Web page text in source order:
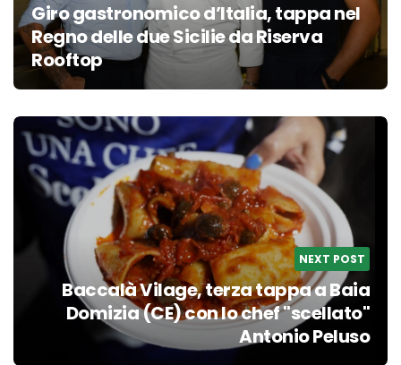
Giro gastronomico d’Italia, tappa nel
Regno delle due Sicilie da Riserva
Rooftop
NEXT POST
Baccalà Vilage, terza tappa a Baia
Domizia (CE) con lo chef "scellato"
Antonio Peluso